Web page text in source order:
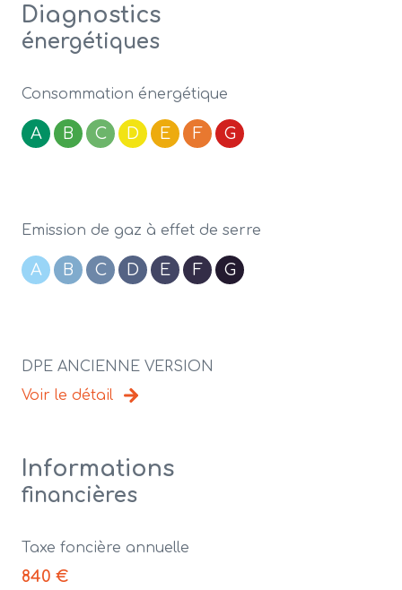
Diagnostics
énergétiques
Consommation énergétique
A B C D E F G
Emission de gaz à effet de serre
A B C D E F G
DPE ANCIENNE VERSION
Voir le détail
Informations
financières
Taxe foncière annuelle
840 €